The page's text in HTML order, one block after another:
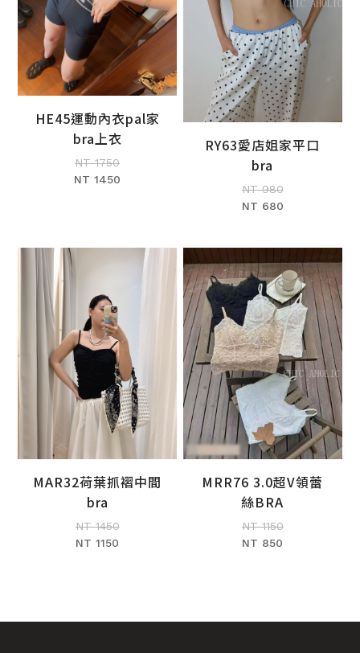
加入購物車
HE45運動內衣pal家
bra上衣
NT 1750
NT 1450
加入購物車
RY63愛店姐家平口
bra
NT 980
NT 680
加入購物車
MAR32荷葉抓褶中間
bra
NT 1450
NT 1150
加入購物車
MRR76 3.0超V領蕾
絲BRA
NT 1150
NT 850